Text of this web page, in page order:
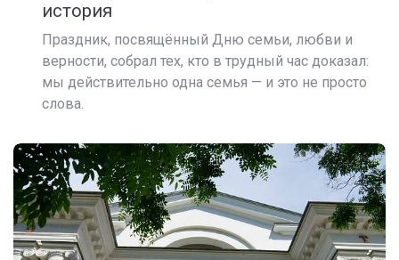
история
Праздник, посвящённый Дню семьи, любви и
верности, собрал тех, кто в трудный час доказал:
мы действительно одна семья — и это не просто
слова.